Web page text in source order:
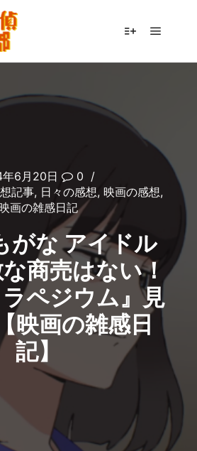
6月20日
0
記事, 日々の感想, 映画の感想,
画の雑感日記
がな アイドル
商売はない！
ペジウム』見
映画の雑感日
記】